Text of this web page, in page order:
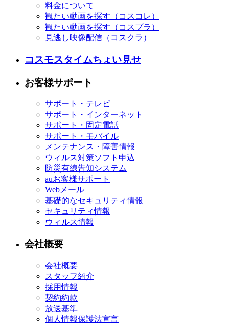
料金について
観たい動画を探す（コスコレ）
観たい動画を探す（コスプラ）
見逃し映像配信（コスクラ）
コスモスタイムちょい見せ
お客様サポート
サポート・テレビ
サポート・インターネット
サポート・固定電話
サポート・モバイル
メンテナンス・障害情報
ウィルス対策ソフト申込
防災有線告知システム
auお客様サポート
Webメール
基礎的なセキュリティ情報
セキュリティ情報
ウィルス情報
会社概要
会社概要
スタッフ紹介
採用情報
契約約款
放送基準
個人情報保護法宣言